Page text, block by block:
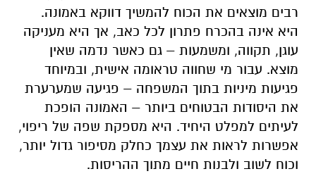
רבים מוצאים את הכוח להמשיך דווקא באמונה.
היא אינה בהכרח פתרון לכל כאב, אך היא מעניקה
עוגן, תקווה, ומשמעות – גם כאשר נדמה שאין
מוצא. עבור מי שחווה טראומה אישית, ובמיוחד
פגיעות מיניות בתוך המשפחה – פגיעה שמערערת
את היסודות הבטוחים ביותר – האמונה הופכת
לעיתים למפלט היחיד. היא מספקת שפה של ריפוי,
אפשרות לראות את עצמך כחלק מסיפור גדול יותר,
וכוח לשוב ולבנות חיים מתוך ההריסות.